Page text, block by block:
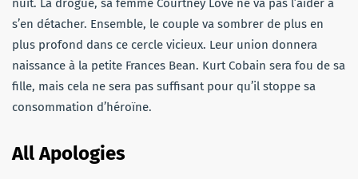
nuit. La drogue, sa femme Courtney Love ne va pas l’aider à
s’en détacher. Ensemble, le couple va sombrer de plus en
plus profond dans ce cercle vicieux. Leur union donnera
naissance à la petite Frances Bean. Kurt Cobain sera fou de sa
fille, mais cela ne sera pas suffisant pour qu’il stoppe sa
consommation d’héroïne.
All Apologies